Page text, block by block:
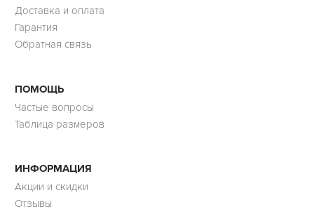
Доставка и оплата
Гарантия
Обратная связь
ПОМОЩЬ
Частые вопросы
Таблица размеров
ИНФОРМАЦИЯ
Акции и скидки
Отзывы